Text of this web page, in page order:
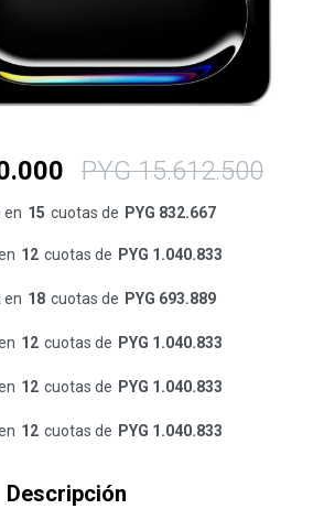
PYG 15.612.500
en 15 cuotas de PYG 832.667
12 cuotas de PYG 1.040.833
en 18 cuotas de PYG 693.889
12 cuotas de PYG 1.040.833
12 cuotas de PYG 1.040.833
12 cuotas de PYG 1.040.833
Descripción